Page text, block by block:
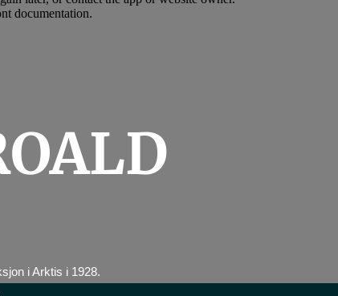
i Arktis i 1928.